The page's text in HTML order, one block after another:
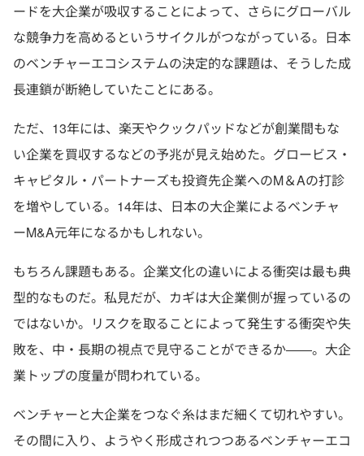
ードを大企業が吸収することによって、さらにグローバル
な競争力を高めるというサイクルがつながっている。日本
のベンチャーエコシステムの決定的な課題は、そうした成
長連鎖が断絶していたことにある。
ただ、13年には、楽天やクックパッドなどが創業間もな
い企業を買収するなどの予兆が見え始めた。グロービス・
キャピタル・パートナーズも投資先企業へのM＆Aの打診
を増やしている。14年は、日本の大企業によるベンチャ
ーM&A元年になるかもしれない。
もちろん課題もある。企業文化の違いによる衝突は最も典
型的なものだ。私見だが、カギは大企業側が握っているの
ではないか。リスクを取ることによって発生する衝突や失
敗を、中・長期の視点で見守ることができるか――。大企
業トップの度量が問われている。
ベンチャーと大企業をつなぐ糸はまだ細くて切れやすい。
その間に入り、ようやく形成されつつあるベンチャーエコ